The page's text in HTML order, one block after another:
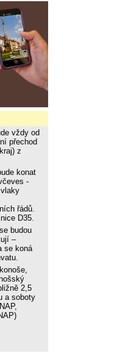
vždy od
přechod
z
konat
-
řádů.
D35.
budou
–
se koná
2,5
a soboty